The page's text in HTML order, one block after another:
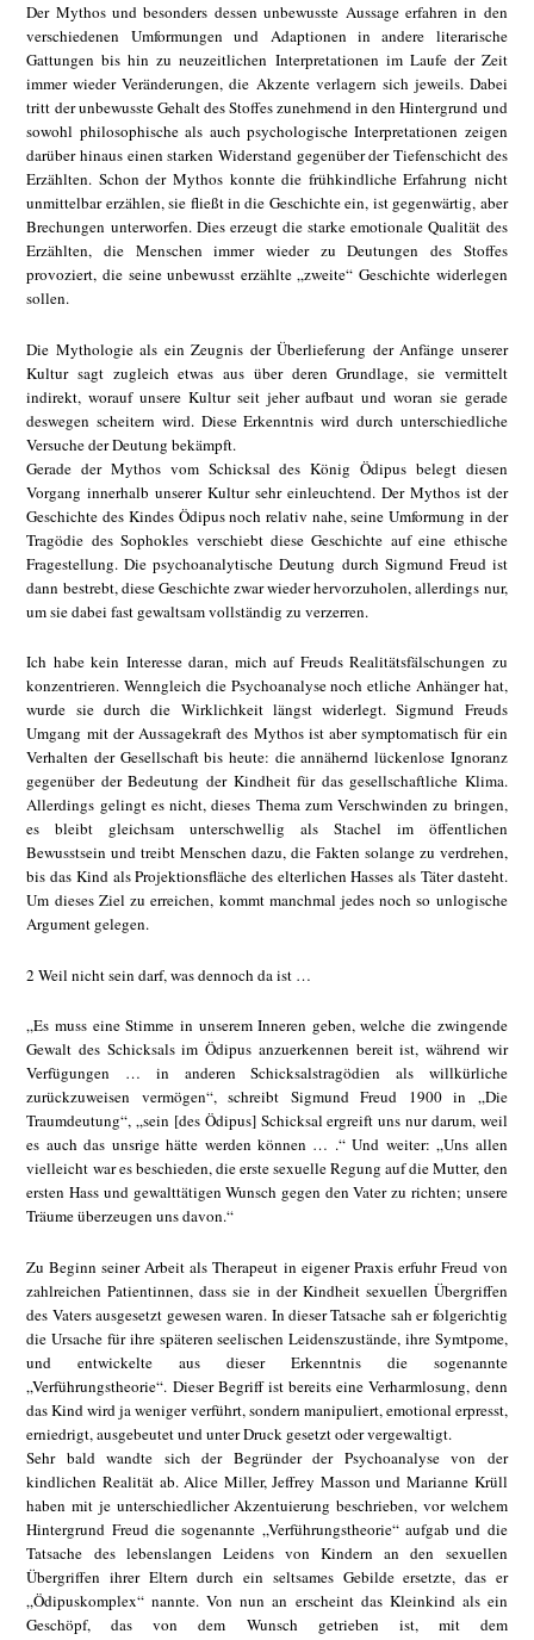
Der Mythos und besonders dessen unbewusste Aussage erfahren in den
verschiedenen Umformungen und Adaptionen in andere literarische
Gattungen bis hin zu neuzeitlichen Interpretationen im Laufe der Zeit
immer wieder Veränderungen, die Akzente verlagern sich jeweils. Dabei
tritt der unbewusste Gehalt des Stoffes zunehmend in den Hintergrund und
sowohl philosophische als auch psychologische Interpretationen zeigen
darüber hinaus einen starken Widerstand gegenüber der Tiefenschicht des
Erzählten. Schon der Mythos konnte die frühkindliche Erfahrung nicht
unmittelbar erzählen, sie fließt in die Geschichte ein, ist gegenwärtig, aber
Brechungen unterworfen. Dies erzeugt die starke emotionale Qualität des
Erzählten, die Menschen immer wieder zu Deutungen des Stoffes
provoziert, die seine unbewusst erzählte „zweite“ Geschichte widerlegen
sollen.
Die Mythologie als ein Zeugnis der Überlieferung der Anfänge unserer
Kultur sagt zugleich etwas aus über deren Grundlage, sie vermittelt
indirekt, worauf unsere Kultur seit jeher aufbaut und woran sie gerade
deswegen scheitern wird. Diese Erkenntnis wird durch unterschiedliche
Versuche der Deutung bekämpft.
Gerade der Mythos vom Schicksal des König Ödipus belegt diesen
Vorgang innerhalb unserer Kultur sehr einleuchtend. Der Mythos ist der
Geschichte des Kindes Ödipus noch relativ nahe, seine Umformung in der
Tragödie des Sophokles verschiebt diese Geschichte auf eine ethische
Fragestellung. Die psychoanalytische Deutung durch Sigmund Freud ist
dann bestrebt, diese Geschichte zwar wieder hervorzuholen, allerdings nur,
um sie dabei fast gewaltsam vollständig zu verzerren.
Ich habe kein Interesse daran, mich auf Freuds Realitätsfälschungen zu
konzentrieren. Wenngleich die Psychoanalyse noch etliche Anhänger hat,
wurde sie durch die Wirklichkeit längst widerlegt. Sigmund Freuds
Umgang mit der Aussagekraft des Mythos ist aber symptomatisch für ein
Verhalten der Gesellschaft bis heute: die annähernd lückenlose Ignoranz
gegenüber der Bedeutung der Kindheit für das gesellschaftliche Klima.
Allerdings gelingt es nicht, dieses Thema zum Verschwinden zu bringen,
es bleibt gleichsam unterschwellig als Stachel im öffentlichen
Bewusstsein und treibt Menschen dazu, die Fakten solange zu verdrehen,
bis das Kind als Projektionsfläche des elterlichen Hasses als Täter dasteht.
Um dieses Ziel zu erreichen, kommt manchmal jedes noch so unlogische
Argument gelegen.
2 Weil nicht sein darf, was dennoch da ist …
„Es muss eine Stimme in unserem Inneren geben, welche die zwingende
Gewalt des Schicksals im Ödipus anzuerkennen bereit ist, während wir
Verfügungen … in anderen Schicksalstragödien als willkürliche
zurückzuweisen vermögen“, schreibt Sigmund Freud 1900 in „Die
Traumdeutung“, „sein [des Ödipus] Schicksal ergreift uns nur darum, weil
es auch das unsrige hätte werden können … .“ Und weiter: „Uns allen
vielleicht war es beschieden, die erste sexuelle Regung auf die Mutter, den
ersten Hass und gewalttätigen Wunsch gegen den Vater zu richten; unsere
Träume überzeugen uns davon.“
Zu Beginn seiner Arbeit als Therapeut in eigener Praxis erfuhr Freud von
zahlreichen Patientinnen, dass sie in der Kindheit sexuellen Übergriffen
des Vaters ausgesetzt gewesen waren. In dieser Tatsache sah er folgerichtig
die Ursache für ihre späteren seelischen Leidenszustände, ihre Symtpome,
und entwickelte aus dieser Erkenntnis die sogenannte
„Verführungstheorie“. Dieser Begriff ist bereits eine Verharmlosung, denn
das Kind wird ja weniger verführt, sondern manipuliert, emotional erpresst,
erniedrigt, ausgebeutet und unter Druck gesetzt oder vergewaltigt.
Sehr bald wandte sich der Begründer der Psychoanalyse von der
kindlichen Realität ab. Alice Miller, Jeffrey Masson und Marianne Krüll
haben mit je unterschiedlicher Akzentuierung beschrieben, vor welchem
Hintergrund Freud die sogenannte „Verführungstheorie“ aufgab und die
Tatsache des lebenslangen Leidens von Kindern an den sexuellen
Übergriffen ihrer Eltern durch ein seltsames Gebilde ersetzte, das er
„Ödipuskomplex“ nannte. Von nun an erscheint das Kleinkind als ein
Geschöpf, das von dem Wunsch getrieben ist, mit dem